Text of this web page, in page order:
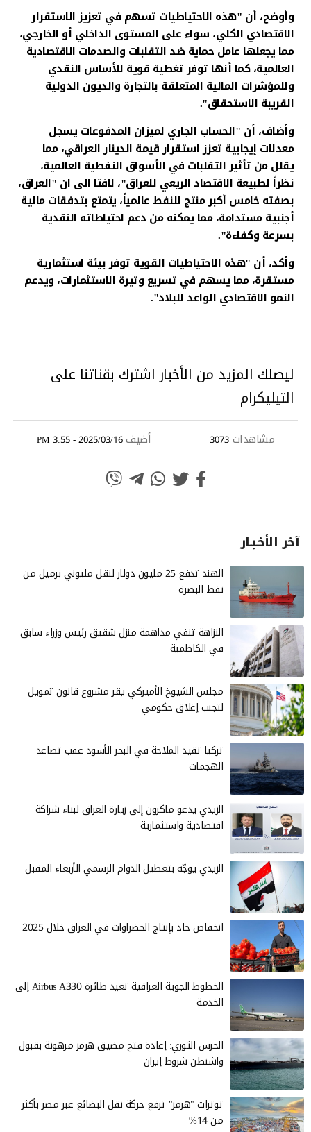
وأوضح، أن "هذه الاحتياطيات تسهم في تعزيز الاستقرار
الاقتصادي الكلي، سواء على المستوى الداخلي أو الخارجي،
مما يجعلها عامل حماية ضد التقلبات والصدمات الاقتصادية
العالمية، كما أنها توفر تغطية قوية للأساس النقدي
وللمؤشرات المالية المتعلقة بالتجارة والديون الدولية
القريبة الاستحقاق".
وأضاف، أن "الحساب الجاري لميزان المدفوعات يسجل
معدلات إيجابية تعزز استقرار قيمة الدينار العراقي، مما
يقلل من تأثير التقلبات في الأسواق النفطية العالمية،
نظراً لطبيعة الاقتصاد الريعي للعراق"، لافتا الى ان "العراق،
بصفته خامس أكبر منتج للنفط عالمياً، يتمتع بتدفقات مالية
أجنبية مستدامة، مما يمكنه من دعم احتياطاته النقدية
بسرعة وكفاءة".
وأكد، أن "هذه الاحتياطيات القوية توفر بيئة استثمارية
مستقرة، مما يسهم في تسريع وتيرة الاستثمارات، ويدعم
النمو الاقتصادي الواعد للبلاد".
ليصلك المزيد من الأخبار اشترك بقناتنا على
التيليكرام
مشاهدات 3073 أضيف2025/03/16 - 3:55 PM
آخر الأخـبـار
الهند تدفع 25 مليون دولار لنقل مليوني برميل من
نفط البصرة
النزاهة تنفي مداهمة منزل شقيق رئيس وزراء سابق
في الكاظمية
مجلس الشيوخ الأميركي يقر مشروع قانون تمويل
لتجنب إغلاق حكومي
تركيا تقيد الملاحة في البحر الأسود عقب تصاعد
الهجمات
الزيدي يدعو ماكرون إلى زيارة العراق لبناء شراكة
اقتصادية واستثمارية
الزيدي يوجّه بتعطيل الدوام الرسمي الأربعاء المقبل
انخفاض حاد بإنتاج الخضراوات في العراق خلال 2025
الخطوط الجوية العراقية تعيد طائرة Airbus A330 إلى
الخدمة
الحرس الثوري: إعادة فتح مضيق هرمز مرهونة بقبول
واشنطن شروط إيران
توترات "هرمز" ترفع حركة نقل البضائع عبر مصر بأكثر
من 14%